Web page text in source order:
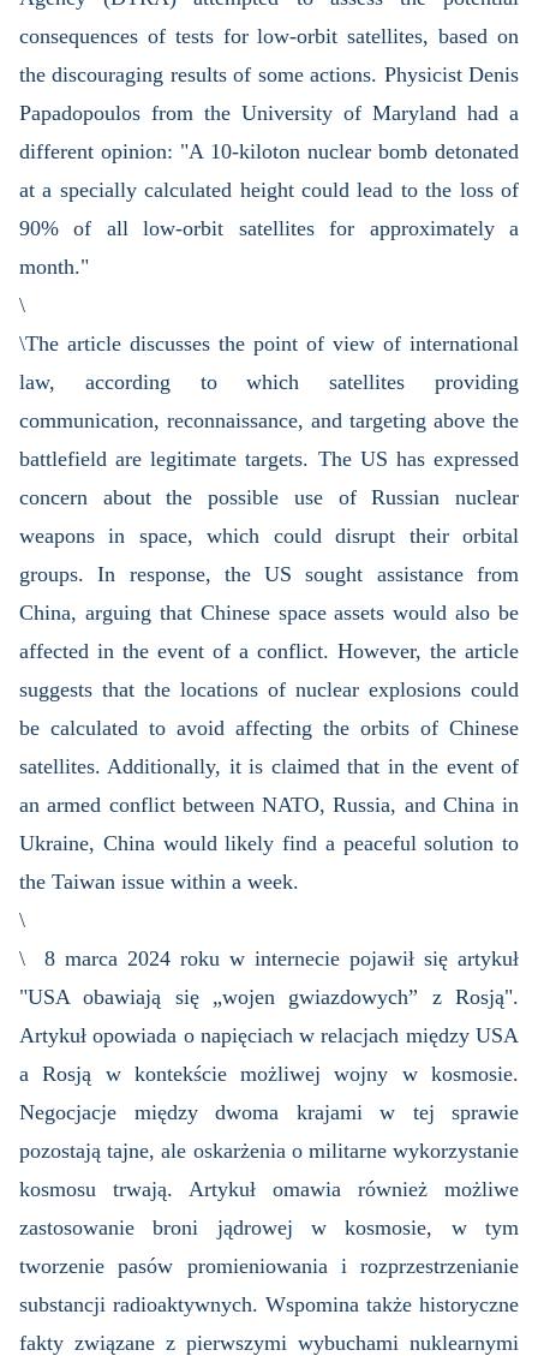
consequences of tests for low-orbit satellites, based on
the discouraging results of some actions. Physicist Denis
Papadopoulos from the University of Maryland had a
different opinion: "A 10-kiloton nuclear bomb detonated
at a specially calculated height could lead to the loss of
90% of all low-orbit satellites for approximately a
month."
\
\The article discusses the point of view of international
law, according to which satellites providing
communication, reconnaissance, and targeting above the
battlefield are legitimate targets. The US has expressed
concern about the possible use of Russian nuclear
weapons in space, which could disrupt their orbital
groups. In response, the US sought assistance from
China, arguing that Chinese space assets would also be
affected in the event of a conflict. However, the article
suggests that the locations of nuclear explosions could
be calculated to avoid affecting the orbits of Chinese
satellites. Additionally, it is claimed that in the event of
an armed conflict between NATO, Russia, and China in
Ukraine, China would likely find a peaceful solution to
the Taiwan issue within a week.
\
\ 8 marca 2024 roku w internecie pojawił się artykuł
"USA obawiają się „wojen gwiazdowych” z Rosją".
Artykuł opowiada o napięciach w relacjach między USA
a Rosją w kontekście możliwej wojny w kosmosie.
Negocjacje między dwoma krajami w tej sprawie
pozostają tajne, ale oskarżenia o militarne wykorzystanie
kosmosu trwają. Artykuł omawia również możliwe
zastosowanie broni jądrowej w kosmosie, w tym
tworzenie pasów promieniowania i rozprzestrzenianie
substancji radioaktywnych. Wspomina także historyczne
fakty związane z pierwszymi wybuchami nuklearnymi